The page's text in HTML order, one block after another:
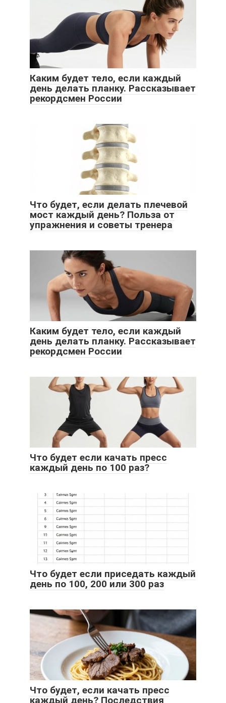
Каким будет тело, если каждый
день делать планку. Рассказывает
рекордсмен России
Что будет, если делать плечевой
мост каждый день? Польза от
упражнения и советы тренера
Каким будет тело, если каждый
день делать планку. Рассказывает
рекордсмен России
Что будет если качать пресс
каждый день по 100 раз?
Что будет если приседать каждый
день по 100, 200 или 300 раз
Что будет, если качать пресс
каждый день? Последствия